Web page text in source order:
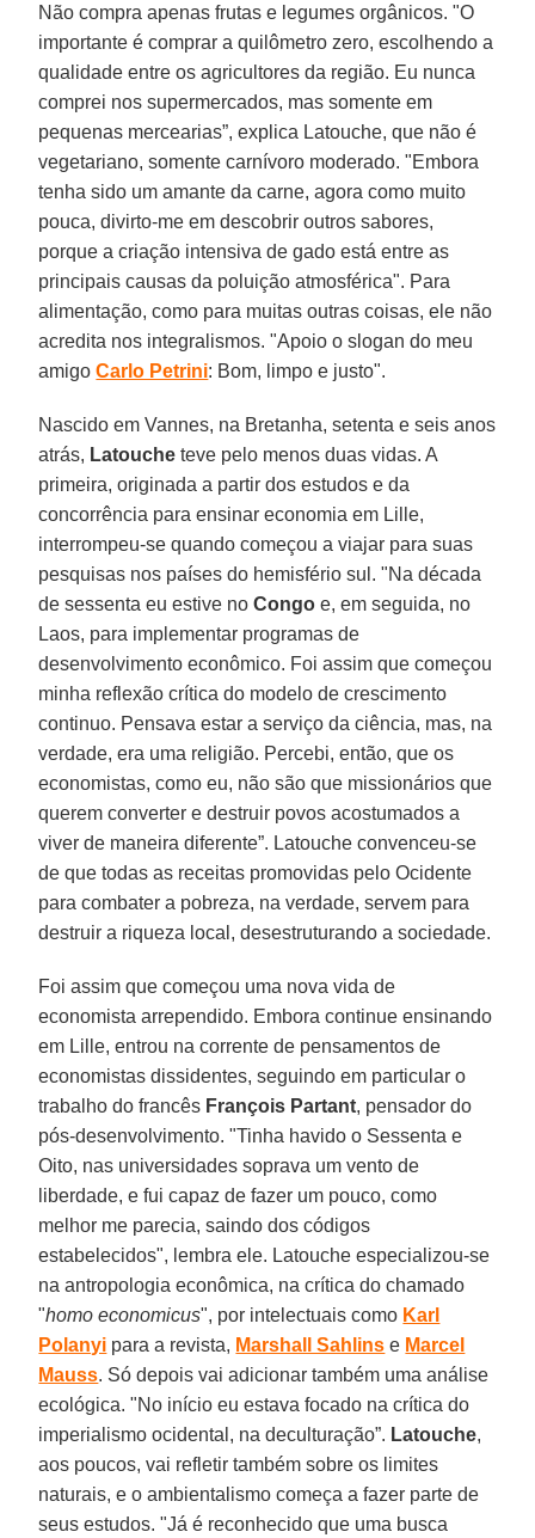
Não compra apenas frutas e legumes orgânicos. "O
importante é comprar a quilômetro zero, escolhendo a
qualidade entre os agricultores da região. Eu nunca
comprei nos supermercados, mas somente em
pequenas mercearias”, explica Latouche, que não é
vegetariano, somente carnívoro moderado. "Embora
tenha sido um amante da carne, agora como muito
pouca, divirto-me em descobrir outros sabores,
porque a criação intensiva de gado está entre as
principais causas da poluição atmosférica". Para
alimentação, como para muitas outras coisas, ele não
acredita nos integralismos. "Apoio o slogan do meu
amigoCarlo Petrini: Bom, limpo e justo".
Nascido em Vannes, na Bretanha, setenta e seis anos
atrás, Latouche teve pelo menos duas vidas. A
primeira, originada a partir dos estudos e da
concorrência para ensinar economia em Lille,
interrompeu-se quando começou a viajar para suas
pesquisas nos países do hemisfério sul. "Na década
de sessenta eu estive noCongo e, em seguida, no
Laos, para implementar programas de
desenvolvimento econômico. Foi assim que começou
minha reflexão crítica do modelo de crescimento
continuo. Pensava estar a serviço da ciência, mas, na
verdade, era uma religião. Percebi, então, que os
economistas, como eu, não são que missionários que
querem converter e destruir povos acostumados a
viver de maneira diferente”. Latouche convenceu-se
de que todas as receitas promovidas pelo Ocidente
para combater a pobreza, na verdade, servem para
destruir a riqueza local, desestruturando a sociedade.
Foi assim que começou uma nova vida de
economista arrependido. Embora continue ensinando
em Lille, entrou na corrente de pensamentos de
economistas dissidentes, seguindo em particular o
trabalho do francês François Partant, pensador do
pós-desenvolvimento. "Tinha havido o Sessenta e
Oito, nas universidades soprava um vento de
liberdade, e fui capaz de fazer um pouco, como
melhor me parecia, saindo dos códigos
estabelecidos", lembra ele. Latouche especializou-se
na antropologia econômica, na crítica do chamado
"homo economicus", por intelectuais como Karl
Polanyi para a revista, Marshall Sahlins e Marcel
Mauss. Só depois vai adicionar também uma análise
ecológica. "No início eu estava focado na crítica do
imperialismo ocidental, na deculturação”. Latouche,
aos poucos, vai refletir também sobre os limites
naturais, e o ambientalismo começa a fazer parte de
seus estudos. "Já é reconhecido que uma busca